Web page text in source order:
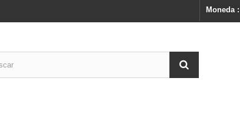
Moneda :